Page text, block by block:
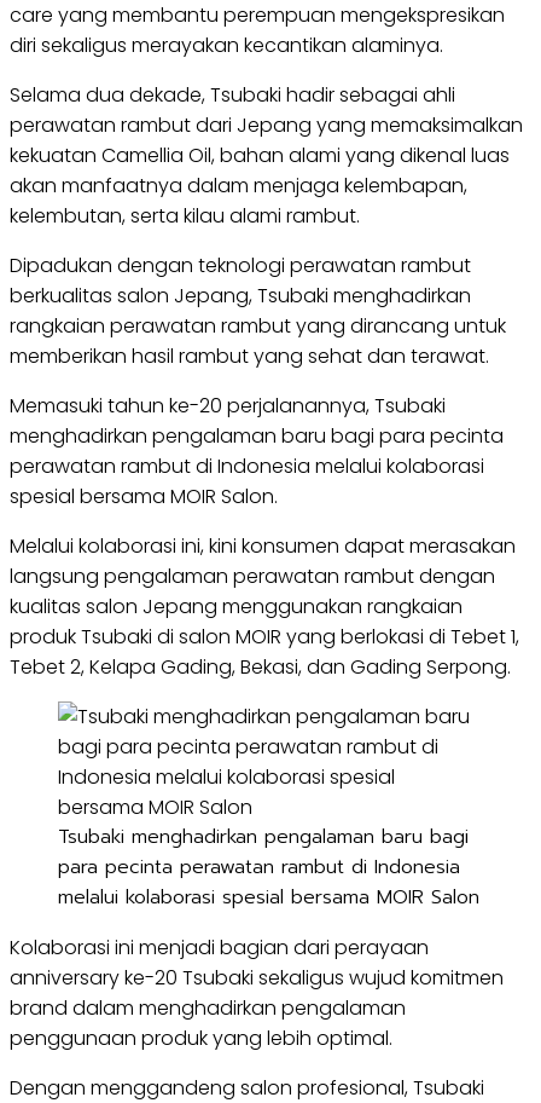
care yang membantu perempuan mengekspresikan
diri sekaligus merayakan kecantikan alaminya.
Selama dua dekade, Tsubaki hadir sebagai ahli
perawatan rambut dari Jepang yang memaksimalkan
kekuatan Camellia Oil, bahan alami yang dikenal luas
akan manfaatnya dalam menjaga kelembapan,
kelembutan, serta kilau alami rambut.
Dipadukan dengan teknologi perawatan rambut
berkualitas salon Jepang, Tsubaki menghadirkan
rangkaian perawatan rambut yang dirancang untuk
memberikan hasil rambut yang sehat dan terawat.
Memasuki tahun ke-20 perjalanannya, Tsubaki
menghadirkan pengalaman baru bagi para pecinta
perawatan rambut di Indonesia melalui kolaborasi
spesial bersama MOIR Salon.
Melalui kolaborasi ini, kini konsumen dapat merasakan
langsung pengalaman perawatan rambut dengan
kualitas salon Jepang menggunakan rangkaian
produk Tsubaki di salon MOIR yang berlokasi di Tebet 1,
Tebet 2, Kelapa Gading, Bekasi, dan Gading Serpong.
Tsubaki menghadirkan pengalaman baru bagi
para pecinta perawatan rambut di Indonesia
melalui kolaborasi spesial bersama MOIR Salon
Kolaborasi ini menjadi bagian dari perayaan
anniversary ke-20 Tsubaki sekaligus wujud komitmen
brand dalam menghadirkan pengalaman
penggunaan produk yang lebih optimal.
Dengan menggandeng salon profesional, Tsubaki